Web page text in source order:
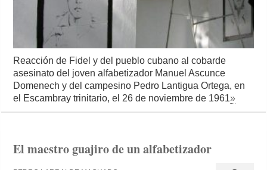
Reacción de Fidel y del pueblo cubano al cobarde
asesinato del joven alfabetizador Manuel Ascunce
Domenech y del campesino Pedro Lantigua Ortega, en
el Escambray trinitario, el 26 de noviembre de 1961»
El maestro guajiro de un alfabetizador